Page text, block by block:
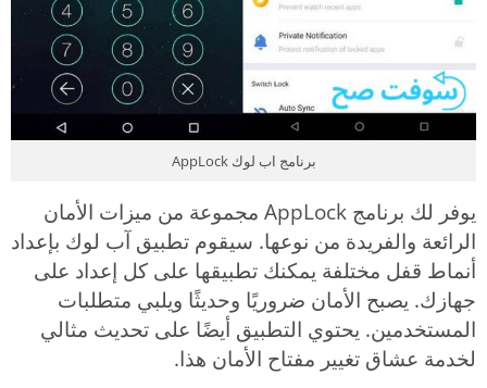
برنامج اب لوك AppLock
يوفر لك برنامج AppLock مجموعة من ميزات الأمان
الرائعة والفريدة من نوعها. سيقوم تطبيق آب لوك بإعداد
أنماط قفل مختلفة يمكنك تطبيقها على كل إعداد على
جهازك. يصبح الأمان ضروريًا وحديثًا ويلبي متطلبات
المستخدمين. يحتوي التطبيق أيضًا على تحديث مثالي
لخدمة عشاق تغيير مفتاح الأمان هذا.